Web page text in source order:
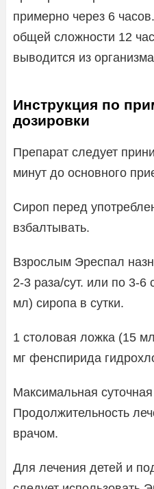
примерно через 6
общей сложности 12
выводится из
Инструкция по
дозировки
Препарат следует
минут до основного
Сироп перед
взбалтывать.
Взрослым Эреспал
2-3 раза/сут. или по 3-
мл) сиропа в сутки.
1 столовая ложка (15
мг фенспирида
Максимальная
Продолжительность
врачом.
Для лечения детей и